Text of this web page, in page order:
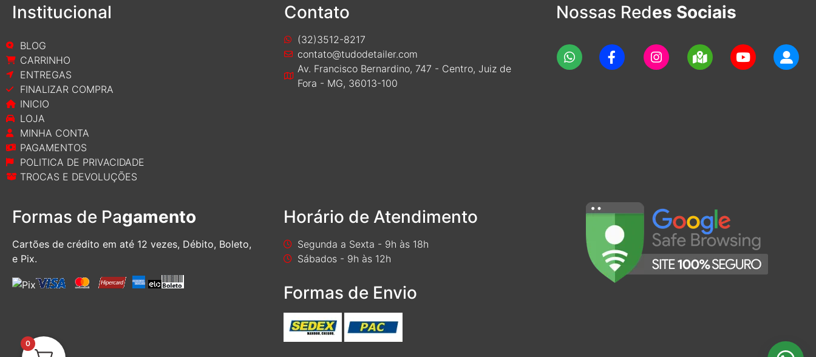
Institucional
BLOG
CARRINHO
ENTREGAS
FINALIZAR COMPRA
INICIO
LOJA
MINHA CONTA
PAGAMENTOS
POLITICA DE PRIVACIDADE
TROCAS E DEVOLUÇÕES
Contato
(32)3512-8217
contato@tudodetailer.com
Av. Francisco Bernardino, 747 - Centro, Juiz de
Fora - MG, 36013-100
Nossas Redes Sociais
Formas de Pagamento
Cartões de crédito em até 12 vezes, Débito, Boleto,
e Pix.
Horário de Atendimento
Segunda a Sexta - 9h às 18h
Sábados - 9h às 12h
Formas de Envio
0